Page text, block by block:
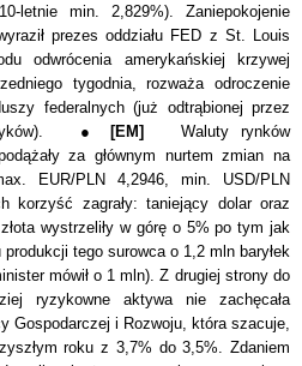
letnie min. 2,829%). Zaniepokojenie
prezes oddziału FED z St. Louis
odwrócenia amerykańskiej krzywej
tygodnia, rozważa odroczenie
federalnych (już odtrąbionej przez
● [EM] Waluty rynków
za głównym nurtem zmian na
EUR/PLN 4,2946, min. USD/PLN
korzyść zagrały: taniejący dolar oraz
wystrzeliły w górę o 5% po tym jak
tego surowca o 1,2 mln baryłek
mówił o 1 mln). Z drugiej strony do
ryzykowne aktywa nie zachęcała
Gospodarczej i Rozwoju, która szacuje,
roku z 3,7% do 3,5%. Zdaniem